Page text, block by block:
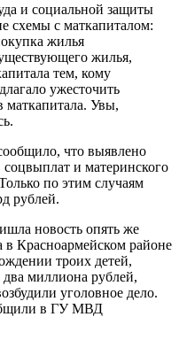
и социальной защиты
схемы с маткапиталом:
жилья
жилья,
тем, кому
ужесточить
маткапитала. Увы,
что выявлено
и материнского
по этим случаям
рублей.
новость опять же
Красноармейском районе
троих детей,
миллиона рублей,
уголовное дело.
в ГУ МВД